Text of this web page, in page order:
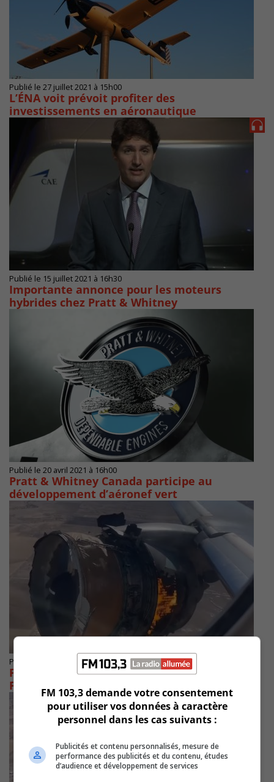
Publié le 27 juillet 2021 à 15h00
L’ÉNA voit prévoit profiter des
investissements en aéronautique
Publié le 15 juillet 2021 à 16h30
Importante annonce pour les moteurs
hybrides chez Pratt & Whitney
Publié le 20 avril 2021 à 16h00
Pratt & Whitney Canada participe au
développement d’aéronef vert
Publié le 24 février 2021 à 12h46
Pratt & Whitney va vérifier tous ses moteurs
PW4000-112 américains
FM 103,3 demande votre consentement
pour utiliser vos données à caractère
personnel dans les cas suivants :
Publicités et contenu personnalisés, mesure de
performance des publicités et du contenu, études
d’audience et développement de services